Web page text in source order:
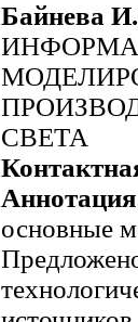
Байнева
СВЕТА
основные